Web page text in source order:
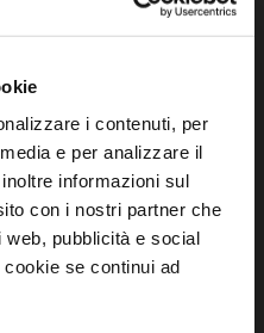
i contenuti, per
e per analizzare il
informazioni sul
con i nostri partner che
pubblicità e social
se continui ad
della Bassa Romagna
280898
02291370399